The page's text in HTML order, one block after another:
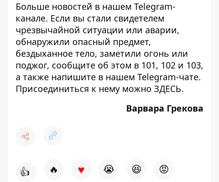
Больше новостей в нашем Telegram-
канале. Если вы стали свидетелем
чрезвычайной ситуации или аварии,
обнаружили опасный предмет,
бездыханное тело, заметили огонь или
поджог, сообщите об этом в 101, 102 и 103,
а также напишите в нашем Telegram-чате.
Присоединиться к нему можно ЗДЕСЬ.
Варвара Грекова
👍 🔥 ♥ 😭 😆 😡